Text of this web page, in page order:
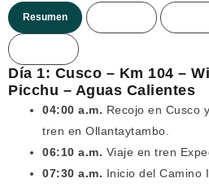
Resumen
Día 1: Cusco – Km 104 –
Picchu – Aguas Calientes
04:00 a.m. Recojo en Cusco
tren en Ollantaytambo.
06:10 a.m. Viaje en tren
07:30 a.m. Inicio del Camino